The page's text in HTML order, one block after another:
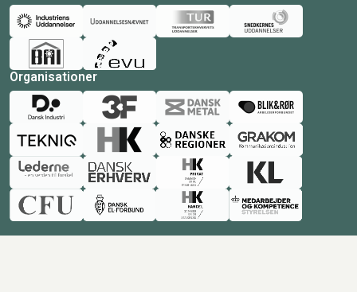
Organisationer